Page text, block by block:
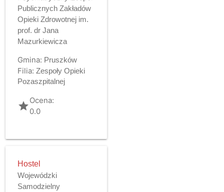
Publicznych Zakładów
Opieki Zdrowotnej im.
prof. dr Jana
Mazurkiewicza
Gmina: Pruszków
Filia: Zespoły Opieki
Pozaszpitalnej
gradeOcena:
0.0
Hostel
Wojewódzki
Samodzielny